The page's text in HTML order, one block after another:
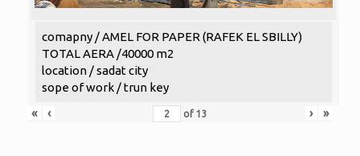
comapny / AMEL FOR PAPER (RAFEK EL SBILLY)
TOTAL AERA /40000 m2
location / sadat city
sope of work / trun key
«
‹ of 13 › »